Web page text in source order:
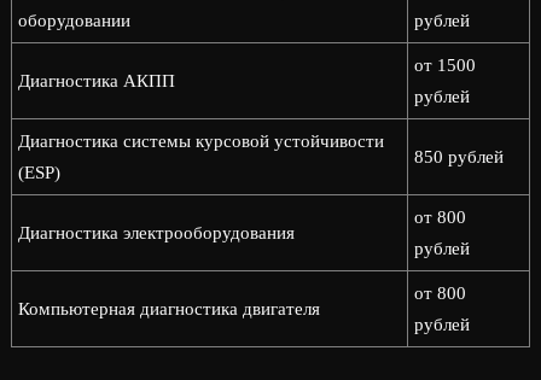
оборудовании
рублей
Диагностика АКПП
от 1500
рублей
Диагностика системы курсовой устойчивости
(ESP)
850 рублей
Диагностика электрооборудования
от 800
рублей
Компьютерная диагностика двигателя
от 800
рублей